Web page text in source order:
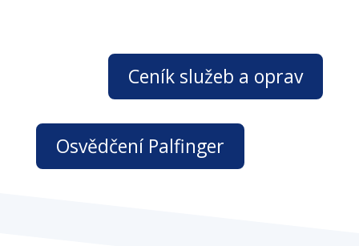
Ceník služeb a oprav
Osvědčení Palfinger